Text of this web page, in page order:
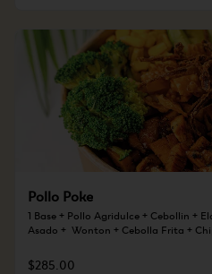
Pollo Poke
1 Base + Pollo Agridulce + Cebollin +
Asado +  Wonton + Cebolla Frita +
$285.00